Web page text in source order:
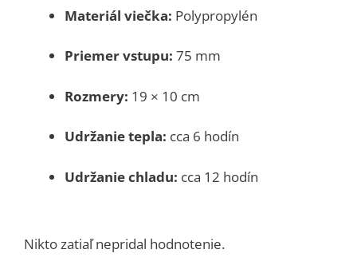
Materiál viečka: Polypropylén
Priemer vstupu: 75 mm
Rozmery: 19 × 10 cm
Udržanie tepla: cca 6 hodín
Udržanie chladu: cca 12 hodín
Nikto zatiaľ nepridal hodnotenie.